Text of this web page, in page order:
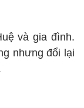
và gia đình.
nhưng đổi lại